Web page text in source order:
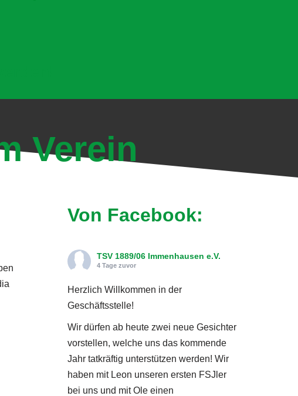
Verein
Von Facebook:
TSV 1889/06 Immenhausen e.V.
4 Tage zuvor
Herzlich Willkommen in der
Geschäftsstelle!
Wir dürfen ab heute zwei neue Gesichter
vorstellen, welche uns das kommende
Jahr tatkräftig unterstützen werden! Wir
haben mit Leon unseren ersten FSJler
bei uns und mit Ole einen